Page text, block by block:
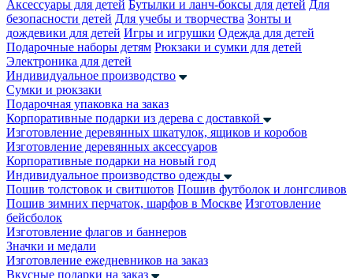
Аксессуары для детей Бутылки и ланч-боксы для детей Для
безопасности детей Для учебы и творчества Зонты и
дождевики для детей Игры и игрушки Одежда для детей
Подарочные наборы детям Рюкзаки и сумки для детей
Электроника для детей
Индивидуальное производство
Сумки и рюкзаки
Подарочная упаковка на заказ
Корпоративные подарки из дерева с доставкой
Изготовление деревянных шкатулок, ящиков и коробов
Изготовление деревянных аксессуаров
Корпоративные подарки на новый год
Индивидуальное производство одежды
Пошив толстовок и свитшотов Пошив футболок и лонгсливов
Пошив зимних перчаток, шарфов в Москве Изготовление
бейсболок
Изготовление флагов и баннеров
Значки и медали
Изготовление ежедневников на заказ
Вкусные подарки на заказ